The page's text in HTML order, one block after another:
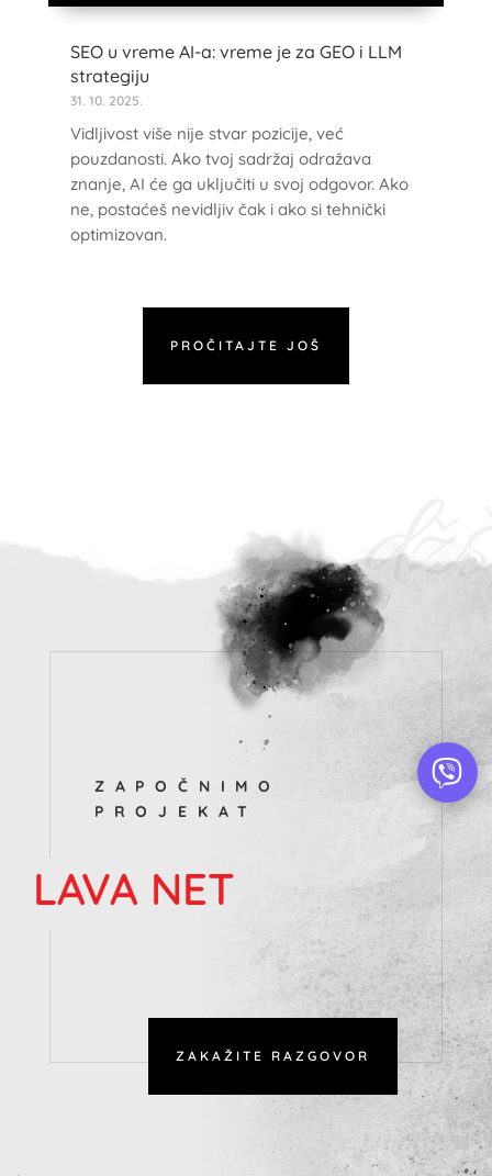
SEO u vreme AI-a: vreme je za GEO i LLM
strategiju
31. 10. 2025.
Vidljivost više nije stvar pozicije, već
pouzdanosti. Ako tvoj sadržaj odražava
znanje, AI će ga uključiti u svoj odgovor. Ako
ne, postaćeš nevidljiv čak i ako si tehnički
optimizovan.
PROČITAJTE JOŠ
džš
ZAPOČNIMO
PROJEKAT
LAVA NET
ZAKAŽITE RAZGOVOR